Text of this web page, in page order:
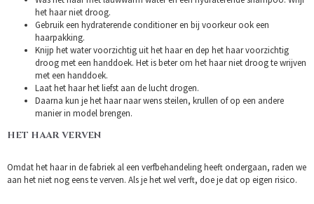
het haar niet droog.
Gebruik een hydraterende conditioner en bij voorkeur ook een
haarpakking.
Knijp het water voorzichtig uit het haar en dep het haar voorzichtig
droog met een handdoek. Het is beter om het haar niet droog te wrijven
met een handdoek.
Laat het haar het liefst aan de lucht drogen.
Daarna kun je het haar naar wens steilen, krullen of op een andere
manier in model brengen.
HET HAAR VERVEN
Omdat het haar in de fabriek al een verfbehandeling heeft ondergaan, raden we
aan het niet nog eens te verven. Als je het wel verft, doe je dat op eigen risico.